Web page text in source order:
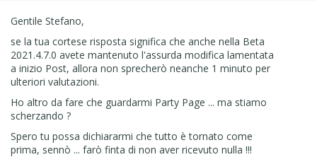
l'invio
Quando l'email arriva, il mittente è sempre quell'email
generica a prima vista
Se si risponde all'email, si risponde in realtà all'email
giusta e non a quella generica
Spero di aver chiarito la questione
Gentile Stefano,
se la tua cortese risposta significa che anche nella Beta
2021.4.7.0 avete mantenuto l'assurda modifica lamentata
a inizio Post, allora non sprecherò neanche 1 minuto per
ulteriori valutazioni.
Ho altro da fare che guardarmi Party Page ... ma stiamo
scherzando ?
Spero tu possa dichiararmi che tutto è tornato come
prima, sennò ... farò finta di non aver ricevuto nulla !!!